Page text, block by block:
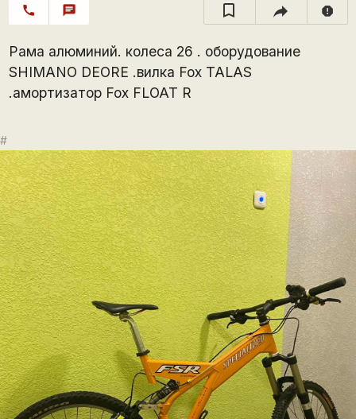
call chat report
Рама алюминий. колеса 26 . оборудование
SHIMANO DEORE .вилка Fox TALAS
.амортизатор Fox FLOAT R
#